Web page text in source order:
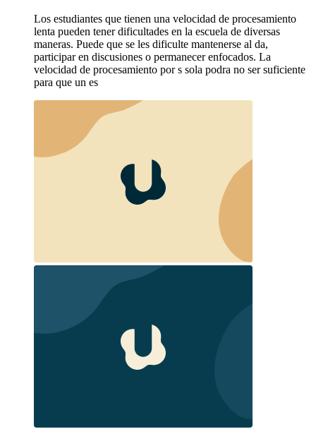
Los estudiantes que tienen una velocidad de procesamiento
lenta pueden tener dificultades en la escuela de diversas
maneras. Puede que se les dificulte mantenerse al da,
participar en discusiones o permanecer enfocados. La
velocidad de procesamiento por s sola podra no ser suficiente
para que un es